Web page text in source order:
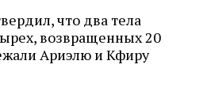
что два тела
возвращенных 20
Ариэлю и Кфиру